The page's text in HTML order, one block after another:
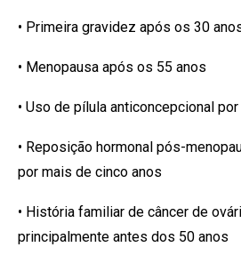
• Primeira gravidez após os 30
• Menopausa após os 55 anos
• Uso de pílula anticoncepcional
• Reposição hormonal pós-
por mais de cinco anos
• História familiar de câncer de
principalmente antes dos 50 anos